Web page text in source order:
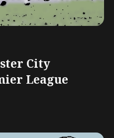
City
League